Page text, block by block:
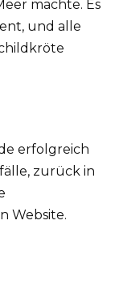
machte. Es
und alle
erfolgreich
zurück in
Website.